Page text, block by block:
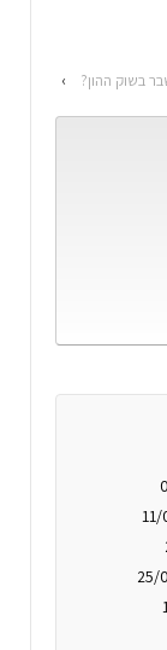
בשוק ההון?
›
25/